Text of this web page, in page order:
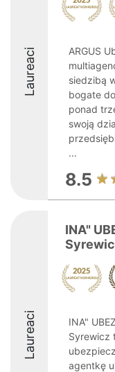
Laureaci
ARGUS
siedzibą
bogate
ponad
swoją
...
8.5
Laureaci
INA"
INA"
Syrewicz
agentkę